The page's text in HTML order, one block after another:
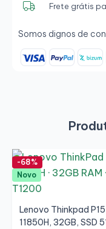
Frete grátis
Somos dignos de
-68%
Novo
Lenovo Thinkpad
11850H, 32GB, SSD